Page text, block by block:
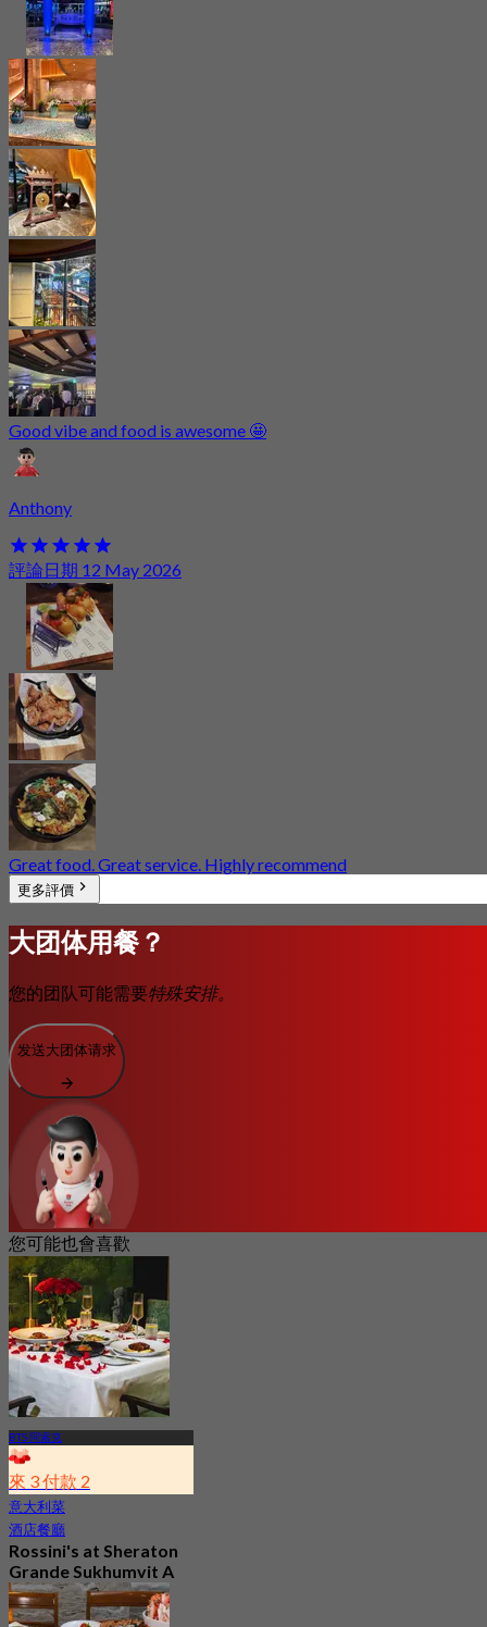
Good vibe and food is awesome 🤩
Anthony
評論日期 12 May 2026
Great food. Great service. Highly recommend
更多評價
大团体用餐？
您的团队可能需要特殊安排。
发送大团体请求
您可能也會喜歡
BTS 阿索克
來 3 付款 2
意大利菜
酒店餐廳
Rossini's at Sheraton
Grande Sukhumvit A
Luxury Collection
Hotel